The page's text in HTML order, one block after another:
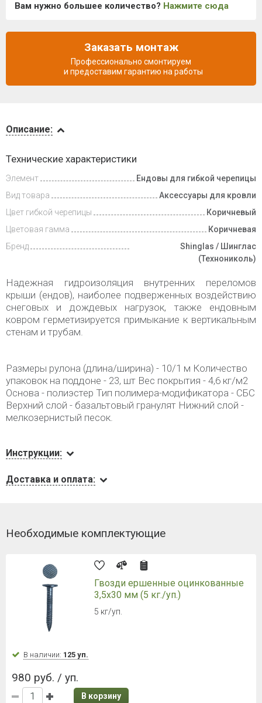
Доставка
и оплата
Описание:
Технические характеристики
Элемент
Ендовы для гибкой черепицы
Вид товара
Аксессуары для кровли
Цвет гибкой черепицы
Коричневый
Цветовая гамма
Коричневая
Бренд
Shinglas / Шинглас
(Технониколь)
Надежная гидроизоляция внутренних переломов
крыши (ендов), наиболее подверженных воздействию
снеговых и дождевых нагрузок, также ендовным
ковром герметизируется примыкание к вертикальным
стенам и трубам.
Размеры рулона (длина/ширина) - 10/1 м Количество
упаковок на поддоне - 23, шт Вес покрытия - 4,6 кг/м2
Основа - полиэстер Тип полимера-модификатора - СБС
Верхний слой - базальтовый гранулят Нижний слой -
мелкозернистый песок.
Инструкции:
Доставка и оплата:
Необходимые комплектующие
Гвозди ершенные оцинкованные
3,5х30 мм (5 кг./уп.)
5 кг/уп.
В наличии: 125 уп.
980 руб. / уп.
В корзину
Вам нужно большее количество? Нажмите сюда
Заказать монтаж
Профессионально смонтируем
и предоставим гарантию на работы